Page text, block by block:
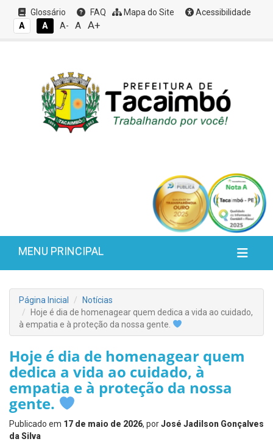
Glossário FAQ Mapa do Site
Acessibilidade
A
A A- A A+
MENU PRINCIPAL
Página Inicial
Notícias
Hoje é dia de homenagear quem dedica a vida ao cuidado,
à empatia e à proteção da nossa gente.
Hoje é dia de homenagear quem
dedica a vida ao cuidado, à
empatia e à proteção da nossa
gente.
Publicado em 17 de maio de 2026, porJosé Jadilson Gonçalves
da Silva